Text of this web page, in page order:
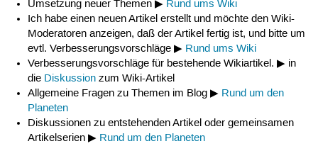
Umsetzung neuer Themen ▶ Rund ums Wiki
Ich habe einen neuen Artikel erstellt und möchte den Wiki-
Moderatoren anzeigen, daß der Artikel fertig ist, und bitte um
evtl. Verbesserungsvorschläge ▶ Rund ums Wiki
Verbesserungsvorschläge für bestehende Wikiartikel. ▶ in
die Diskussion zum Wiki-Artikel
Allgemeine Fragen zu Themen im Blog ▶ Rund um den
Planeten
Diskussionen zu entstehenden Artikel oder gemeinsamen
Artikelserien ▶ Rund um den Planeten